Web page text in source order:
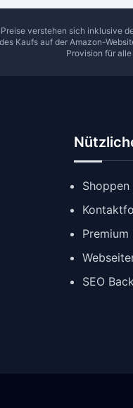
verstehen sich inklusive
Kaufs auf der Amazon-
Provision für